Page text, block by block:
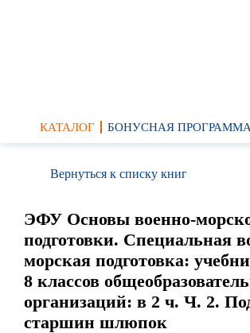
КАТАЛОГ БОНУСНАЯ ПРОГРАММА
Вернуться к списку книг
ЭФУ Основы военно-
подготовки. Специальная
морская подготовка:
8 классов
организаций: в 2 ч. Ч. 2.
старшин шлюпок